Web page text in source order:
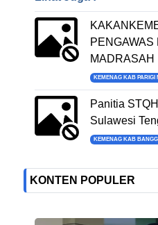
PENGAWAS
MADRASAH
KEMENAG KAB PARIGI
Panitia
Sulawesi
KEMENAG KAB
KONTEN POPULER